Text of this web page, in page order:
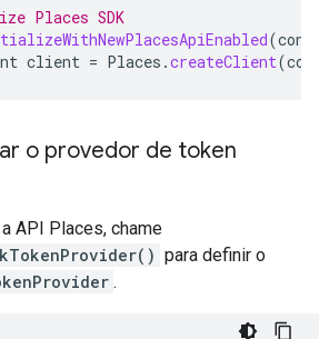
Places SDK
(
client = Places .createClient(
o provedor de token
API Places, chame
para definir o
.